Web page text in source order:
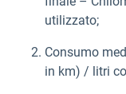
utilizzato;
Consumo
in km) / litri